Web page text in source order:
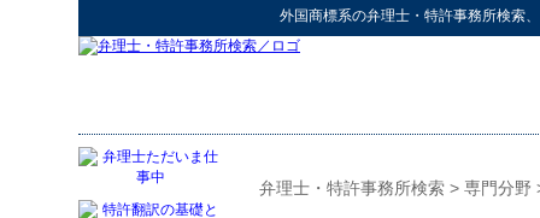
外国商標系の弁理士・特許事務所検索
弁理士・特許事務所検索 > 専門分野